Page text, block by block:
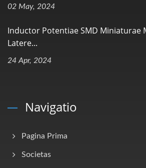
02 May, 2024
Inductor Potentiae SMD Miniaturae
Latere...
24 Apr, 2024
Navigatio
Pagina Prima
Societas